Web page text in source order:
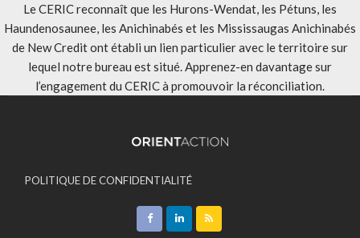
Le CERIC reconnaît que les Hurons-Wendat, les Pétuns, les
Haundenosaunee, les Anichinabés et les Mississaugas Anichinabés
de New Credit ont établi un lien particulier avec le territoire sur
lequel notre bureau est situé. Apprenez-en davantage sur
l’engagement du CERIC à promouvoir la réconciliation.
POLITIQUE DE CONFIDENTIALITÉ
ACCEPTATION DES MODALITÉS CONTACT